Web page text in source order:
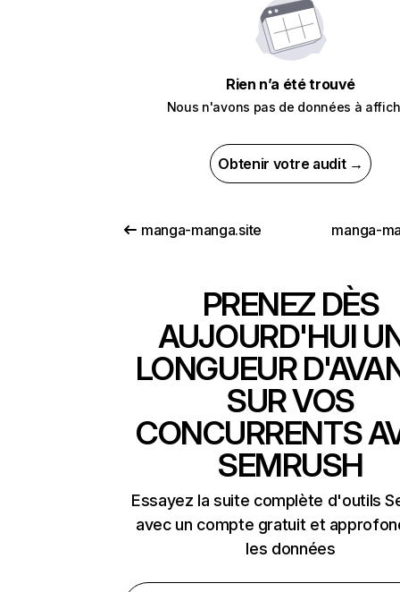
Rien n’a été trouvé
Nous n'avons pas de données à
Obtenir votre audit →
manga-manga.site manga-
PRENEZ DÈS
AUJOURD'HUI
LONGUEUR
SUR VOS
CONCURRENTS
SEMRUSH
Essayez la suite complète d'outils
avec un compte gratuit et
les données